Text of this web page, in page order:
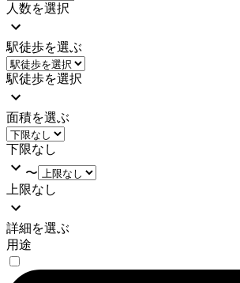
人数を選択
駅徒歩を選ぶ
駅徒歩を選択
面積を選ぶ
下限なし
〜
上限なし
詳細を選ぶ
用途